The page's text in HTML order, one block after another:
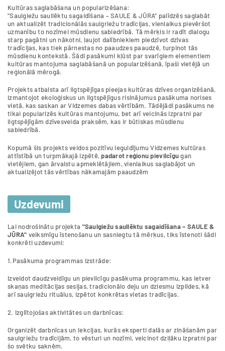
Kultūras saglabāšana un popularizēšana:
"Saulgiežu saullēktu sagaidīšana – SAULE & JŪRA" palīdzēs saglabāt
un aktualizēt tradicionālās saulgriežu tradīcijas, vienlaikus pievēršot
uzmanību to nozīmei mūsdienu sabiedrībā. Tā mērķis ir radīt dialogu
starp pagātni un nākotni, ļaujot dalībniekiem piedzīvot dzīvas
tradīcijas, kas tiek pārnestas no paaudzes paaudzē, turpinot tās
mūsdienu kontekstā. Šādi pasākumi kļūst par svarīgiem elementiem
kultūras mantojuma saglabāšanā un popularizēšanā, īpaši vietējā un
reģionālā mērogā.
Projekts atbalsta arī ilgtspējīgas pieejas kultūras dzīves organizēšanā,
izmantojot ekoloģiskus un ilgtspējīgus risinājumus pasākuma norises
vietā, kas saskan ar Vidzemes dabas vērtībām. Tādējādi pasākums ne
tikai popularizēs kultūras mantojumu, bet arī veicinās izpratni par
ilgtspējīgām dzīvesveida praksēm, kas ir būtiskas mūsdienu
sabiedrībā.
Kopumā šis projekts veidos pozitīvu ieguldījumu Vidzemes kultūras
attīstībā un turpmākajā izpētē,padarot reģionu pievilcīgugan
vietējiem, gan ārvalstu apmeklētājiem, vienlaikus saglabājot un
aktualizējot tās vērtības nākamajām paaudzēm
Uzdevumi
​Lai nodrošinātu projekta "Saulgiežu saullēktu sagaidīšana – SAULE &
JŪRA" veiksmīgu īstenošanu un sasniegtu tā mērķus, tiks īstenoti šādi
konkrēti uzdevumi:
1.Pasākuma programmas izstrāde:
Izveidot daudzveidīgu un pievilcīgu pasākuma programmu, kas ietver
skaņas meditācijas sesijas, tradicionālo deju un dziesmu izpildes, kā
arī saulgriežu rituālus, izpētot konkrētas vietas tradīcijas.
2. Izglītojošas aktivitātes un darbnīcas:
Organizēt darbnīcas un lekcijas, kurās eksperti dalās ar zināšanām par
saulgriežu tradīcijām, to vēsturi un nozīmi, veicinot dziļāku izpratni par
šo svētku saknēm.